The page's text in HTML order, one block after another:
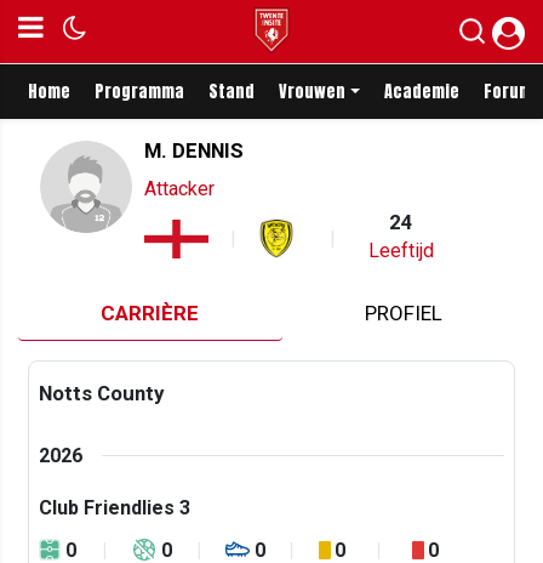
Home Programma Stand Vrouwen Academie Forum
M. DENNIS
Attacker
24
Leeftijd
CARRIÈRE PROFIEL
Notts County
2026
Club Friendlies 3
0
0 0 0 0